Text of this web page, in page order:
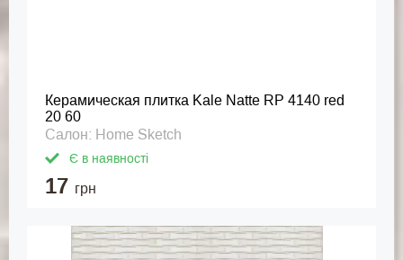
Керамическая плитка Kale Natte RP 4140 red
20 60
Салон: Home Sketch
Є в наявності
17 грн